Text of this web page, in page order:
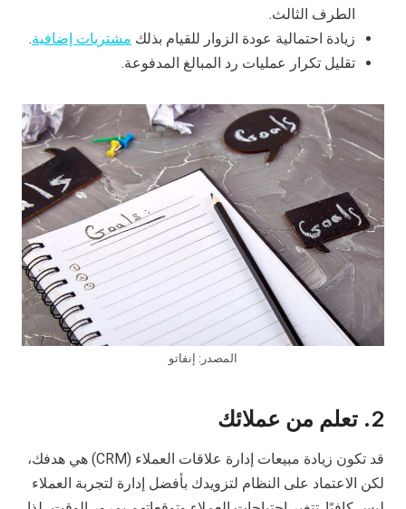
الطرف الثالث.
زيادة احتمالية عودة الزوار للقيام بذلك مشتريات إضافية.
تقليل تكرار عمليات رد المبالغ المدفوعة.
المصدر: إنفاتو
2. تعلم من عملائك
قد تكون زيادة مبيعات إدارة علاقات العملاء (CRM) هي هدفك،
لكن الاعتماد على النظام لتزويدك بأفضل إدارة لتجربة العملاء